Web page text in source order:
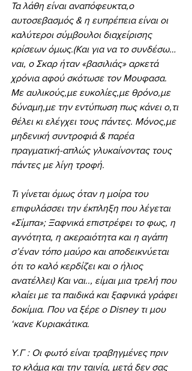
Τα λάθη είναι αναπόφευκτα,ο
αυτοσεβασμός & η ευπρέπεια είναι οι
καλύτεροι σύμβουλοι διαχείρισης
κρίσεων όμως.(Και για να το συνδέσω…
ναι, ο Σκαρ ήταν «βασιλιάς» αρκετά
χρόνια αφού σκότωσε τον Μουφασα.
Με αυλικούς,με ευκολίες,με θρόνο,με
δύναμη,με την εντύπωση πως κάνει ο,τι
θέλει κι ελέγχει τους πάντες. Μόνος,με
μηδενική συντροφιά & παρέα
πραγματική-απλώς γλυκαίνοντας τους
πάντες με λίγη τροφή.
Τι γίνεται όμως όταν η μοίρα του
επιφυλάσσει την έκπληξη που λέγεται
«Σίμπα»; Ξαφνικά επιστρέφει το φως, η
αγνότητα, η ακεραιότητα και η αγάπη
σ’έναν τόπο μαύρο και αποδεικνύεται
ότι το καλό κερδίζει και ο ήλιος
ανατέλλει) Και ναι.., είμαι μια τρελή που
κλαίει με τα παιδικά και ξαφνικά γράφει
δοκίμια. Που να ξέρε ο Disney τι μου
‘κανε Κυριακάτικα.
Υ.Γ : Οι φωτό είναι τραβηγμένες πριν
το κλάμα και την ταινία, μετά δεν σας